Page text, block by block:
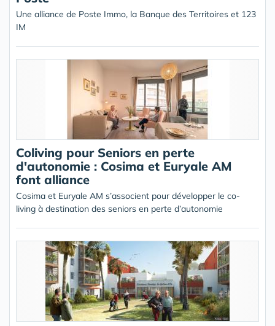
Une alliance de Poste Immo, la Banque des Territoires et 123
IM
Coliving pour Seniors en perte
d'autonomie : Cosima et Euryale AM
font alliance
Cosima et Euryale AM s’associent pour développer le co-
living à destination des seniors en perte d’autonomie